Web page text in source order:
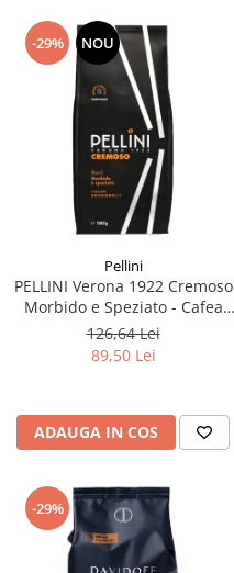
-29% NOU
Pellini
PELLINI Verona 1922 Cremoso
Morbido e Speziato - Cafea
Boabe 1kg
126,64 Lei
89,50 Lei
ADAUGA IN COS
-29%